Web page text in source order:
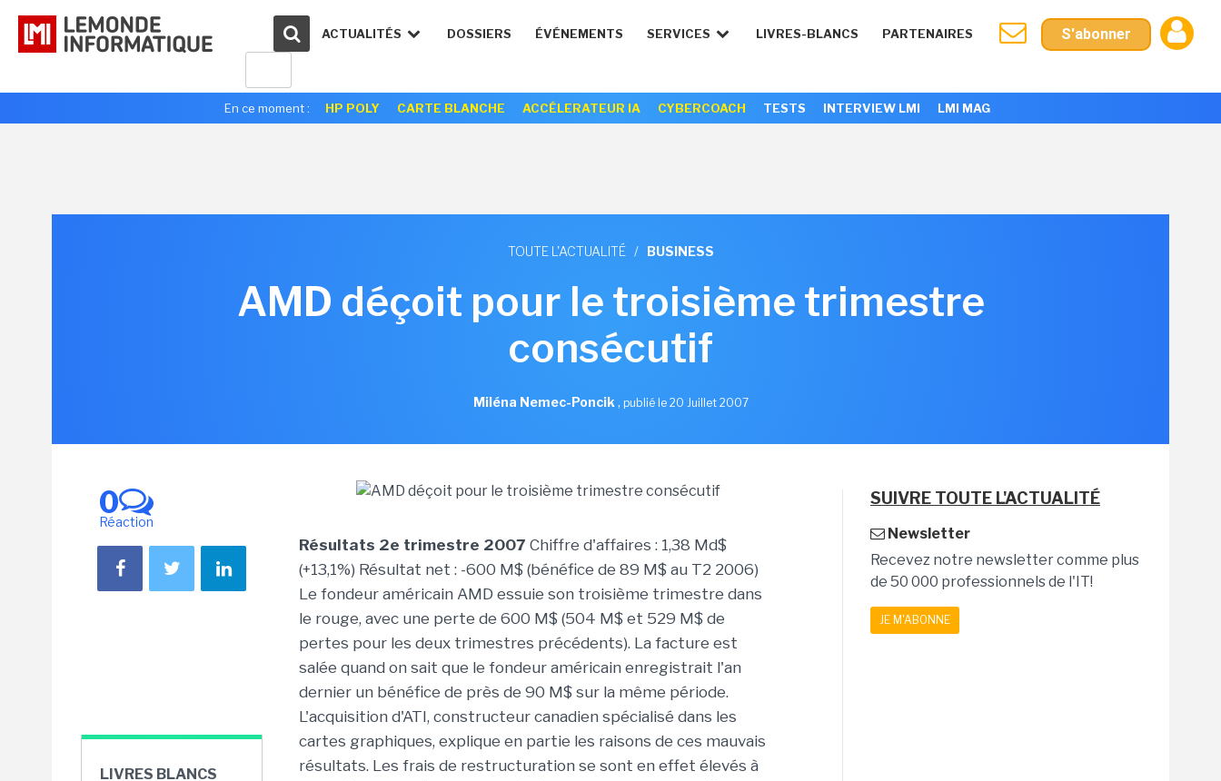
ACTUALITÉS DOSSIERS ÉVÉNEMENTS SERVICES LIVRES-BLANCS PARTENAIRES S'abonner
En ce moment : HP POLY CARTE BLANCHE ACCÉLERATEUR IA CYBERCOACH TESTS INTERVIEW LMI LMI MAG
TOUTE L'ACTUALITÉ / BUSINESS
AMD déçoit pour le troisième trimestre
consécutif
Miléna Nemec-Poncik , publié le 20 Juillet 2007
0
Réaction
LIVRES BLANCS
Résultats 2e trimestre 2007 Chiffre d'affaires : 1,38 Md$
(+13,1%) Résultat net : -600 M$ (bénéfice de 89 M$ au T2 2006)
Le fondeur américain AMD essuie son troisième trimestre dans
le rouge, avec une perte de 600 M$ (504 M$ et 529 M$ de
pertes pour les deux trimestres précédents). La facture est
salée quand on sait que le fondeur américain enregistrait l'an
dernier un bénéfice de près de 90 M$ sur la même période.
L'acquisition d'ATI, constructeur canadien spécialisé dans les
cartes graphiques, explique en partie les raisons de ces mauvais
résultats. Les frais de restructuration se sont en effet élevés à
SUIVRE TOUTE L'ACTUALITÉ
Newsletter
Recevez notre newsletter comme plus
de 50 000 professionnels de l'IT!
JE M'ABONNE